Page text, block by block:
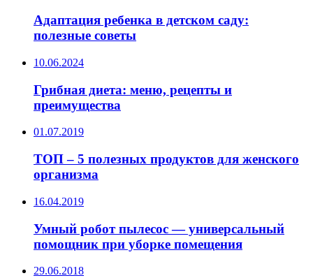
Адаптация ребенка в детском саду:
полезные советы
10.06.2024
Грибная диета: меню, рецепты и
преимущества
01.07.2019
ТОП – 5 полезных продуктов для женского
организма
16.04.2019
Умный робот пылесос — универсальный
помощник при уборке помещения
29.06.2018